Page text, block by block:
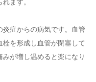
ます。
症からの病気です。血管
を形成し血管が閉塞して
が増し温めると楽になり